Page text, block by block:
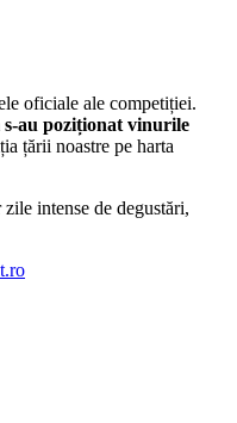
oficiale ale competiției.
s-au poziționat vinurile
țării noastre pe harta
intense de degustări,